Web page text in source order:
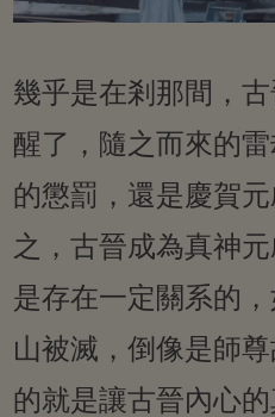
幾乎是在剎那間，
醒了，隨之而來的
的懲罰，還是慶賀
之，古晉成為真神
是存在一定關系的
山被滅，倒像是師
的就是讓古晉內心